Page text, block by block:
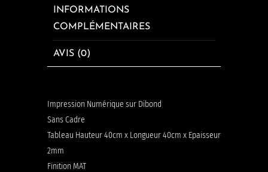
INFORMATIONS
COMPLÉMENTAIRES
AVIS (0)
Impression Numérique sur Dibond
Sans Cadre
Tableau Hauteur 40cm x Longueur 40cm x Epaisseur
2mm
Finition MAT